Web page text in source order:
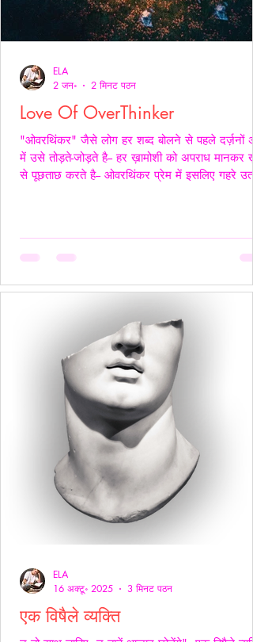
Love Of OverThinker
"ओवरथिंकर" जैसे लोग हर शब्द बोलने से पहले दर्ज़नों
में उसे तोड़ते-जोड़ते है-- हर ख़ामोशी को अपराध मानकर
से पूछताछ करते है-- ओवरथिंकर प्रेम में इसलिए गहरे
अपने प्रश्न सब चुपचाप स्थगित कर देते है-- ओवरथिंकर
ELA
2 जन॰
2 मिनट पठन
एक विषैले व्यक्ति
ELA
16 अक्टू॰ 2025
3 मिनट पठन